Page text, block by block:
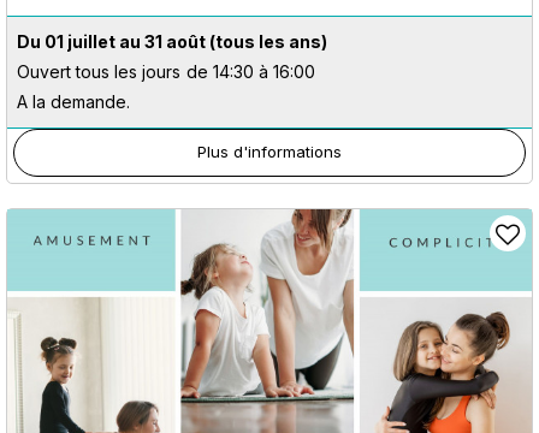
Du 01 juillet au 31 août (tous les ans)
Ouvert tous les jours de 14:30 à 16:00
A la demande.
Plus d'informations